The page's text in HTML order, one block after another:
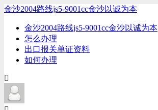
金沙2004路线js5-9001cc金沙以诚为本
金沙2004路线js5-9001cc金沙以诚为本
怎么办理
出口报关单证资料
如何办理